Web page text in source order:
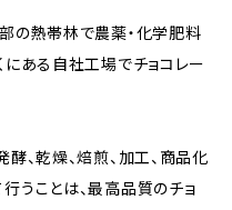
の熱帯林で農薬・化学肥料
にある自社工場でチョコレー
、乾燥、焙煎、加工、商品化
うことは、最高品質のチョ